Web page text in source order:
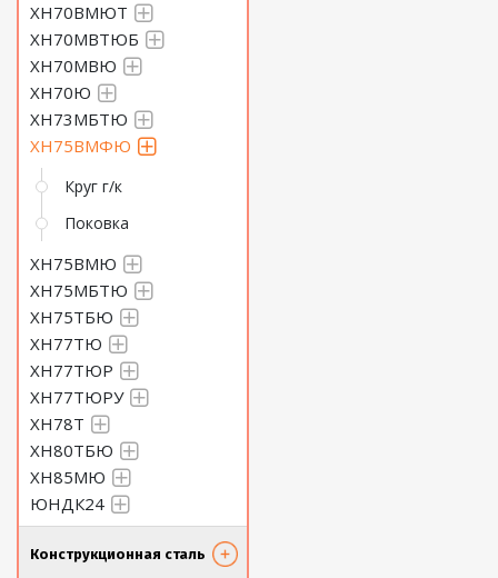
ХН70ВМЮТ
ХН70МВТЮБ
ХН70МВЮ
ХН70Ю
ХН73МБТЮ
ХН75ВМФЮ
Круг г/к
Поковка
ХН75ВМЮ
ХН75МБТЮ
ХН75ТБЮ
ХН77ТЮ
ХН77ТЮР
ХН77ТЮРУ
ХН78Т
ХН80ТБЮ
ХН85МЮ
ЮНДК24
Конструкционная сталь